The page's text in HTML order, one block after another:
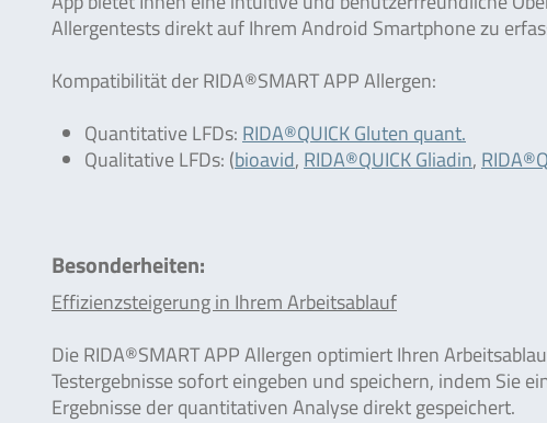
Allergentests direkt auf Ihrem Android Smartphone zu
Kompatibilität der RIDA®SMART APP Allergen:
Quantitative LFDs: RIDA®QUICK Gluten quant.
Qualitative LFDs: (bioavid, RIDA®QUICK Gliadin,
Besonderheiten:
Effizienzsteigerung in Ihrem Arbeitsablauf
Die RIDA®SMART APP Allergen optimiert Ihren
Testergebnisse sofort eingeben und speichern, indem Sie
Ergebnisse der quantitativen Analyse direkt gespeichert.